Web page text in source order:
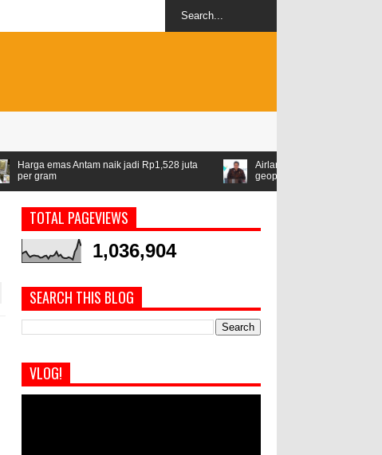
jadi Rp1,528 juta
Airlangga: ASEAN jadi kawasan stabil di tengah
TOTAL PAGEVIEWS
1,036,904
SEARCH THIS BLOG
VLOG!